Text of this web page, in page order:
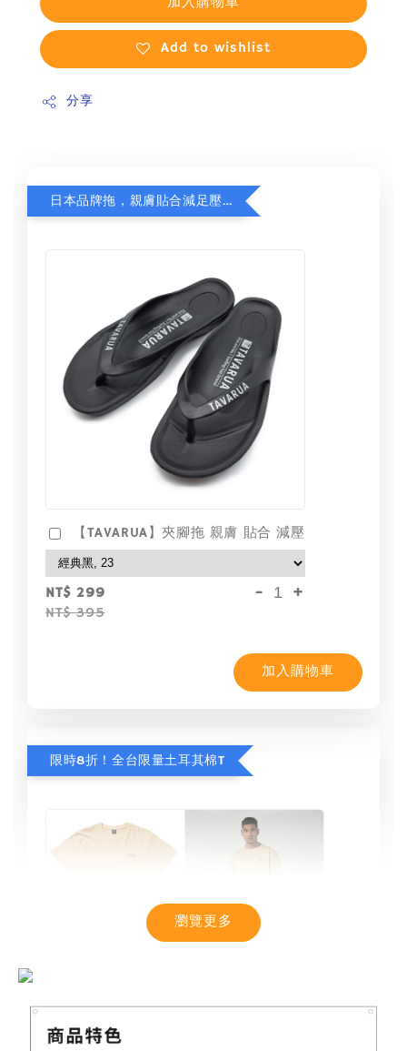
Add to wishlist
分享
日本品牌拖，親膚貼合減足壓，超值加購75折！
【TAVARUA】夾腳拖 親膚 貼合 減壓
NT$ 299
NT$ 395
- +
加入購物車
限時8折！全台限量土耳其棉T
瀏覽更多